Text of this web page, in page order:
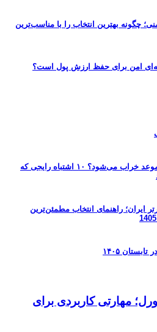
چگونه بهترین انتخاب را با مناسب‌ترین
امن برای حفظ ارزش پول است؟
چرا باتری خودرو زودتر از موعد خراب می‌شود؟ ۱۰ اشتباه رایجی که
ایران؛ راهنمای انتخاب مطمئن‌ترین
۱۴۰۵
مهارتی کاربردی برای